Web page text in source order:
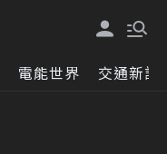
電能世界 交通新訊